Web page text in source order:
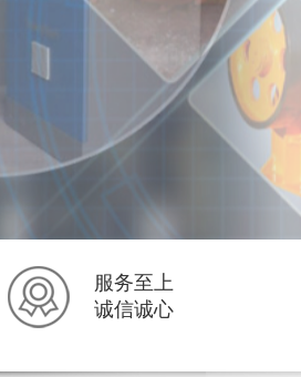
服务至上
诚信诚心